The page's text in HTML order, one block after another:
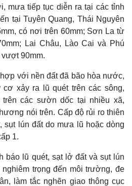
mưa tiếp tục diễn ra tại các tỉnh
tại Tuyên Quang, Thái Nguyên
có nơi trên 60mm; Sơn La từ
Lai Châu, Lào Cai và Phú
90mm.
với nền đất đã bão hòa nước,
xảy ra lũ quét trên các sông,
các sườn dốc tại nhiều xã,
nói trên. Cấp độ rủi ro thiên
sụt lún đất do mưa lũ hoặc dòng
1.
báo lũ quét, sạt lở đất và sụt lún
trọng đến môi trường, đe
làm tắc nghẽn giao thông cục